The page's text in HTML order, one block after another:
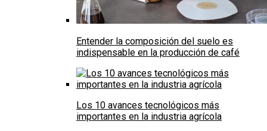
Entender la composición del suelo es
indispensable en la producción de café
Los 10 avances tecnológicos más
importantes en la industria agrícola